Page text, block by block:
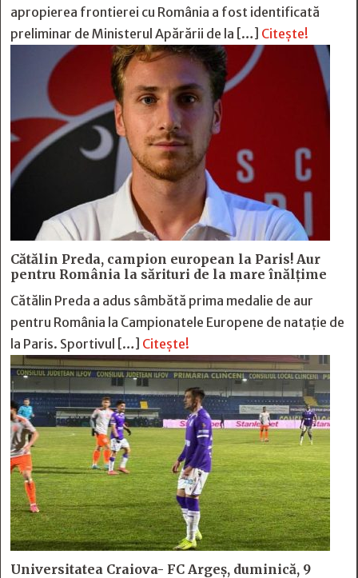
apropierea frontierei cu România a fost identificată
preliminar de Ministerul Apărării de la […] Citește!
Cătălin Preda, campion european la Paris! Aur
pentru România la sărituri de la mare înălțime
Cătălin Preda a adus sâmbătă prima medalie de aur
pentru România la Campionatele Europene de natație de
la Paris. Sportivul […] Citește!
Universitatea Craiova- FC Argeș, duminică, 9